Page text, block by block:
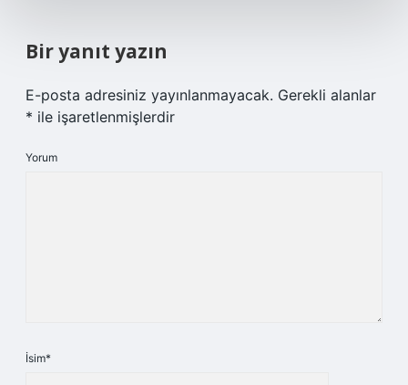
Bir yanıt yazın
E-posta adresiniz yayınlanmayacak. Gerekli alanlar
* ile işaretlenmişlerdir
Yorum
İsim*